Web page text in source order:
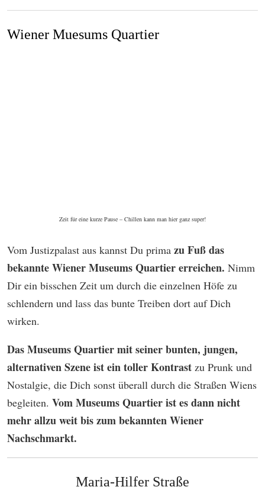
Wiener Muesums Quartier
Zeit für eine kurze Pause – Chillen kann man hier ganz super!
Vom Justizpalast aus kannst Du prima zu Fuß das
bekannte Wiener Museums Quartier erreichen. Nimm
Dir ein bisschen Zeit um durch die einzelnen Höfe zu
schlendern und lass das bunte Treiben dort auf Dich
wirken.
Das Museums Quartier mit seiner bunten, jungen,
alternativen Szene ist ein toller Kontrast zu Prunk und
Nostalgie, die Dich sonst überall durch die Straßen Wiens
begleiten. Vom Museums Quartier ist es dann nicht
mehr allzu weit bis zum bekannten Wiener
Nachschmarkt.
Maria-Hilfer Straße